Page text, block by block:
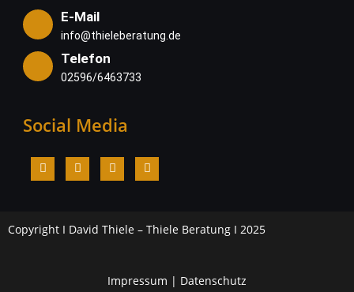
E-Mail
info@thieleberatung.de
Telefon
02596/6463733
Social Media
Copyright I David Thiele – Thiele Beratung I 2025
Impressum | Datenschutz